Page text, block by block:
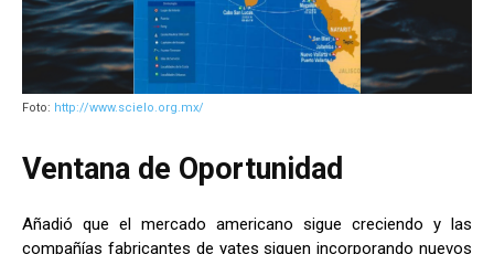
Foto: http://www.scielo.org.mx/
Ventana de Oportunidad
Añadió que el mercado americano sigue creciendo y las
compañías fabricantes de yates siguen incorporando nuevos